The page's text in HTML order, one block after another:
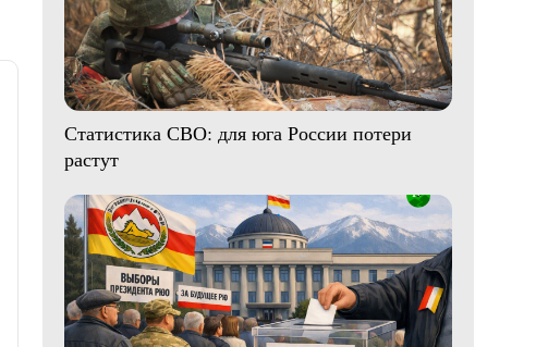
Статистика СВО: для юга России потери
растут